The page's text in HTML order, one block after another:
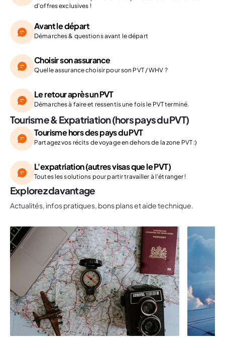
d'offres exclusives !
Avant le départ
Démarches & questions avant le départ
Choisir son assurance
Quelle assurance choisir pour son PVT / WHV ?
Le retour après un PVT
Démarches à faire et ressentis une fois le PVT terminé.
Tourisme & Expatriation (hors pays du PVT)
Tourisme hors des pays du PVT
Partagez vos récits de voyage en dehors de la zone PVT :)
L'expatriation (autres visas que le PVT)
Toutes les solutions pour partir travailler à l'étranger !
Explorez davantage
Actualités, infos pratiques, bons plans et aide technique.